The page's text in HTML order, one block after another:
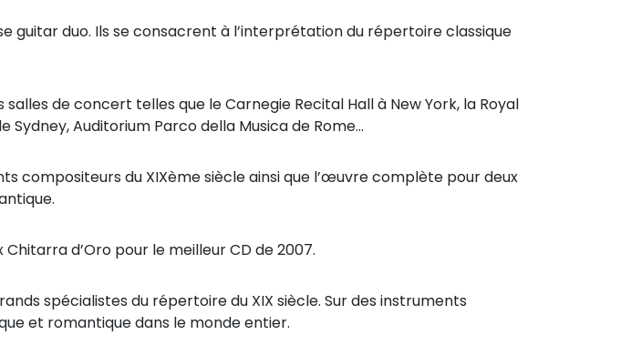
guitar duo. Ils se consacrent à l’interprétation du répertoire classique
de concert telles que le Carnegie Recital Hall à New York, la Royal
Sydney, Auditorium Parco della Musica de Rome…
compositeurs du XIXème siècle ainsi que l’œuvre complète pour deux
d’Oro pour le meilleur CD de 2007.
spécialistes du répertoire du XIX siècle. Sur des instruments
et romantique dans le monde entier.